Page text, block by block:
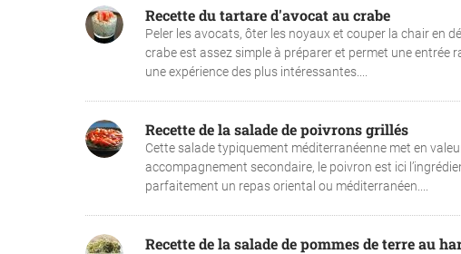
Recette du tartare d'avocat au crabe
Peler les avocats, ôter les noyaux et couper la chair en
crabe est assez simple à préparer et permet une entrée
une expérience des plus intéressantes....
Recette de la salade de poivrons grillés
Cette salade typiquement méditerranéenne met en
accompagnement secondaire, le poivron est ici
parfaitement un repas oriental ou méditerranéen....
Recette de la salade de pommes de terre au